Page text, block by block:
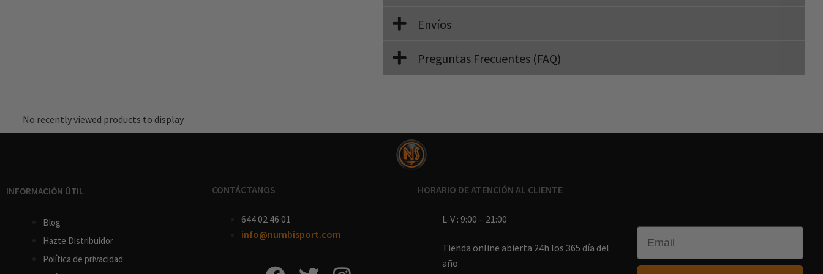
Envíos
Preguntas Frecuentes (FAQ)
No recently viewed products to display
INFORMACIÓN ÚTIL
Blog
Hazte Distribuidor
Política de privacidad
CONTÁCTANOS
644 02 46 01
info@numbisport.com
HORARIO DE ATENCIÓN AL CLIENTE
L-V : 9:00 – 21:00
Tienda online abierta 24h los 365 día del
año
Email